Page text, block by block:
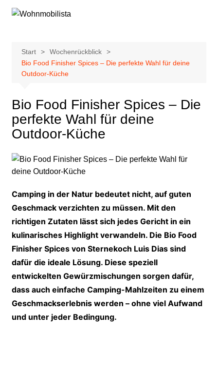
Inhalt
Start
Wochenrückblick
Bio Food Finisher Spices – Die perfekte Wahl für deine
Outdoor-Küche
Bio Food Finisher Spices – Die
perfekte Wahl für deine
Outdoor-Küche
Camping in der Natur bedeutet nicht, auf guten
Geschmack verzichten zu müssen. Mit den
richtigen Zutaten lässt sich jedes Gericht in ein
kulinarisches Highlight verwandeln. Die Bio Food
Finisher Spices von Sternekoch Luis Dias sind
dafür die ideale Lösung. Diese speziell
entwickelten Gewürzmischungen sorgen dafür,
dass auch einfache Camping-Mahlzeiten zu einem
Geschmackserlebnis werden – ohne viel Aufwand
und unter jeder Bedingung.